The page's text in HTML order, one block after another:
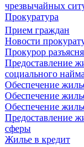
чрезвычайных
Прокуратура
Прием граждан
Новости
Прокурор
Предоставление
социального найма
Обеспечение
Обеспечение
Обеспечение
Предоставление
сферы
Жилье в кредит